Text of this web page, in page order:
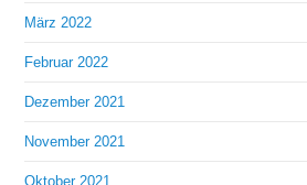
März 2022
Februar 2022
Dezember 2021
November 2021
Oktober 2021